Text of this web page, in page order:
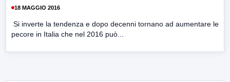
18 MAGGIO 2016
Si inverte la tendenza e dopo decenni tornano ad aumentare le
pecore in Italia che nel 2016 può...